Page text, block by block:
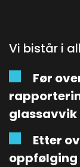
Vi bistår i
Før
glassavvik
Etter